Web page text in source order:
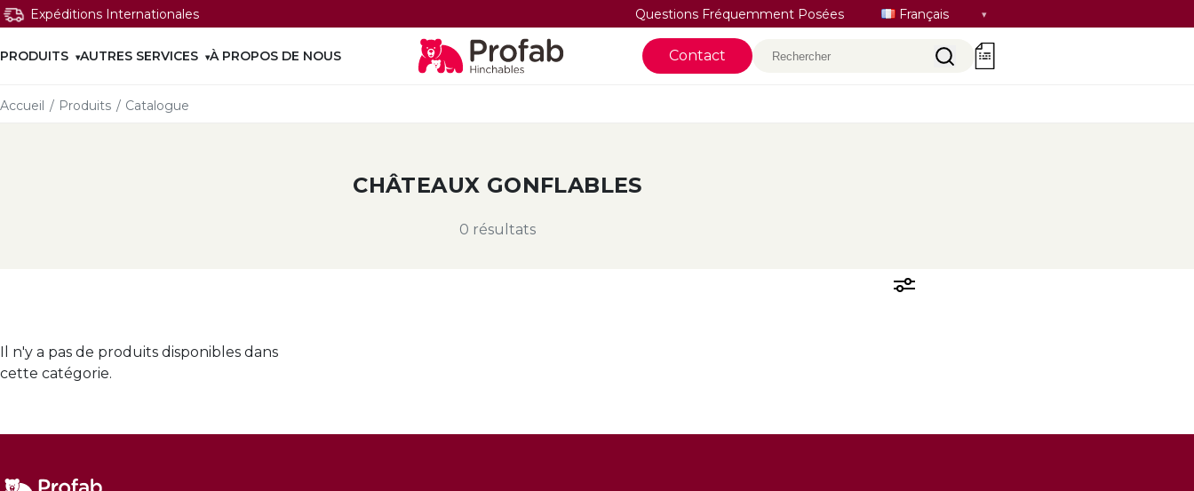
Expéditions Internationales Questions Fréquemment Posées
Sélectionner
Français
PRODUITS AUTRES SERVICES À PROPOS DE NOUS Contact Rechercher 0
Accueil / Produits / Catalogue
CHÂTEAUX GONFLABLES
0 résultats
Il n'y a pas de produits disponibles dans
cette catégorie.